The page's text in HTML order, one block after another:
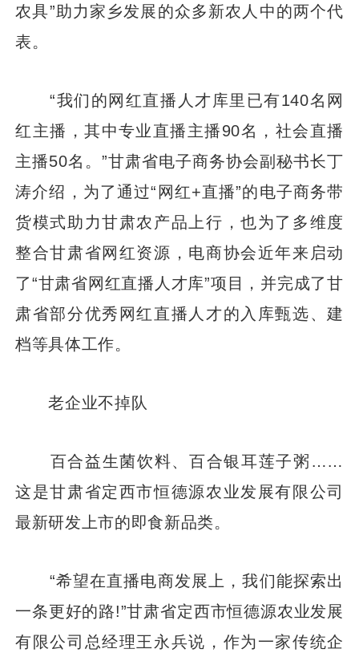
农具”助力家乡发展的众多新农人中的两个代
表。
“我们的网红直播人才库里已有140名网
红主播，其中专业直播主播90名，社会直播
主播50名。”甘肃省电子商务协会副秘书长丁
涛介绍，为了通过“网红+直播”的电子商务带
货模式助力甘肃农产品上行，也为了多维度
整合甘肃省网红资源，电商协会近年来启动
了“甘肃省网红直播人才库”项目，并完成了甘
肃省部分优秀网红直播人才的入库甄选、建
档等具体工作。
老企业不掉队
百合益生菌饮料、百合银耳莲子粥……
这是甘肃省定西市恒德源农业发展有限公司
最新研发上市的即食新品类。
“希望在直播电商发展上，我们能探索出
一条更好的路!”甘肃省定西市恒德源农业发展
有限公司总经理王永兵说，作为一家传统企